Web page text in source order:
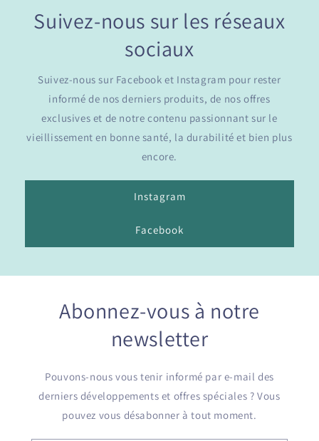
Suivez-nous sur les réseaux
sociaux
Suivez-nous sur Facebook et Instagram pour rester
informé de nos derniers produits, de nos offres
exclusives et de notre contenu passionnant sur le
vieillissement en bonne santé, la durabilité et bien plus
encore.
Instagram
Facebook
Abonnez-vous à notre
newsletter
Pouvons-nous vous tenir informé par e-mail des
derniers développements et offres spéciales ? Vous
pouvez vous désabonner à tout moment.